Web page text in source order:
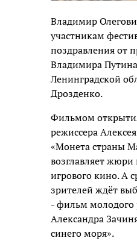
Владимир
участникам
поздравления от
Владимира
Ленинградской
Дрозденко.
Фильмом
режиссера
«Монета страны
возглавляет жюри
игрового кино. А
зрителей ждёт
- фильм молодого
Александра
синего моря».